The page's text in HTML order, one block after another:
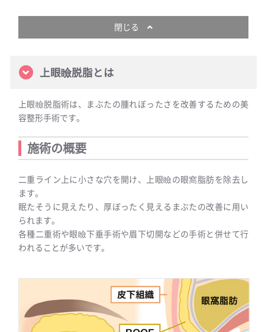
閉じる
上眼瞼脱脂とは
上眼瞼脱脂術は、まぶたの腫れぼったさを改善するための美
容整形手術です。
施術の概要
二重ライン上に小さな穴を開け、上眼瞼の眼窩脂肪を除去し
ます。
眠たそうに見えたり、厚ぼったく見えるまぶたの改善に用い
られます。
各種二重術や眼瞼下垂手術や眉下切開などの手術と併せて行
われることが多いです。